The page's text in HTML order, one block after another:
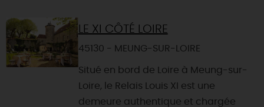
LE XI CÔTÉ LOIRE
45130 - MEUNG-SUR-LOIRE
Situé en bord de Loire à Meung-sur-
Loire, le Relais Louis XI est une
demeure authentique et chargée